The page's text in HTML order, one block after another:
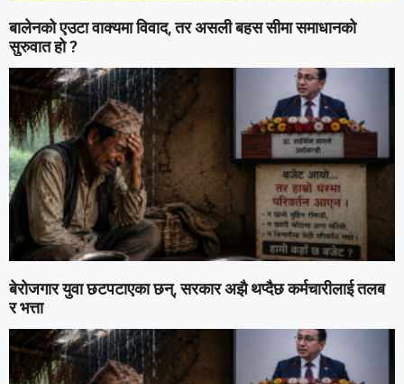
बालेनको एउटा वाक्यमा विवाद, तर असली बहस सीमा समाधानको
सुरुवात हो ?
बेरोजगार युवा छटपटाएका छन्, सरकार अझै थप्दैछ कर्मचारीलाई तलब
र भत्ता